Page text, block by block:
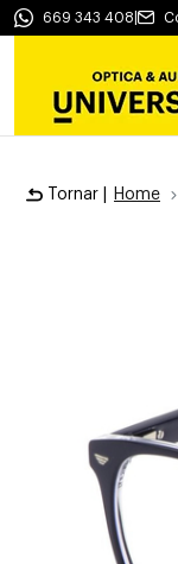
669 343 408
Tornar | Home